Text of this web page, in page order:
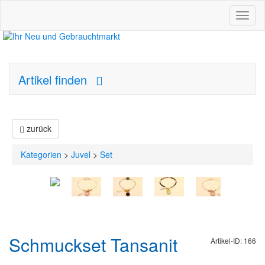
Artikel finden
zurück
Kategorien > Juvel > Set
Artikel-ID: 166
Schmuckset Tansanit